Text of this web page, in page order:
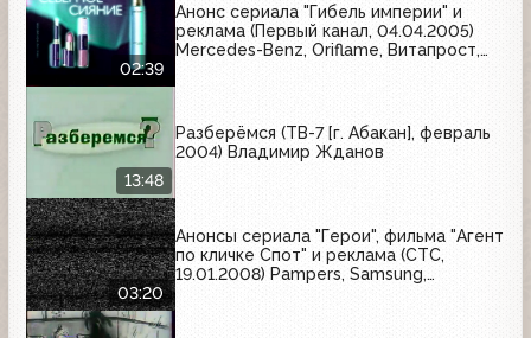
02:39
Анонс сериала "Гибель империи" и
реклама (Первый канал, 04.04.2005)
Mercedes-Benz, Oriflame, Витапрост,
13:48
Разберёмся (ТВ-7 [г. Абакан], февраль
2004) Владимир Жданов
03:20
Анонсы сериала "Герои", фильма "Агент
по кличке Спот" и реклама (СТС,
19.01.2008) Pampers, Samsung,